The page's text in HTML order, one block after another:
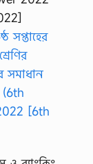
সপ্তাহের
সমাধান
[6th